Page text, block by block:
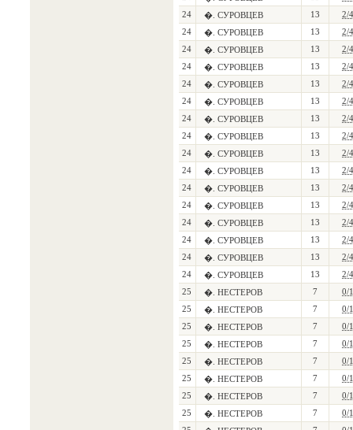
24
�. СУРОВЦЕВ 13
2/4
24
�. СУРОВЦЕВ 13
2/4
24
�. СУРОВЦЕВ 13
2/4
24
�. СУРОВЦЕВ 13
2/4
24
�. СУРОВЦЕВ 13
2/4
24
�. СУРОВЦЕВ 13
2/4
24
�. СУРОВЦЕВ 13
2/4
24
�. СУРОВЦЕВ 13
2/4
24
�. СУРОВЦЕВ 13
2/4
24
�. СУРОВЦЕВ 13
2/4
24
�. СУРОВЦЕВ 13
2/4
24
�. СУРОВЦЕВ 13
2/4
24
�. СУРОВЦЕВ 13
2/4
24
�. СУРОВЦЕВ 13
2/4
24
�. СУРОВЦЕВ 13
2/4
24
�. СУРОВЦЕВ 13
2/4
25
�. НЕСТЕРОВ 7
0/1
25
�. НЕСТЕРОВ 7
0/1
25
�. НЕСТЕРОВ 7
0/1
25
�. НЕСТЕРОВ 7
0/1
25
�. НЕСТЕРОВ 7
0/1
25
�. НЕСТЕРОВ 7
0/1
25
�. НЕСТЕРОВ 7
0/1
25
�. НЕСТЕРОВ 7
0/1